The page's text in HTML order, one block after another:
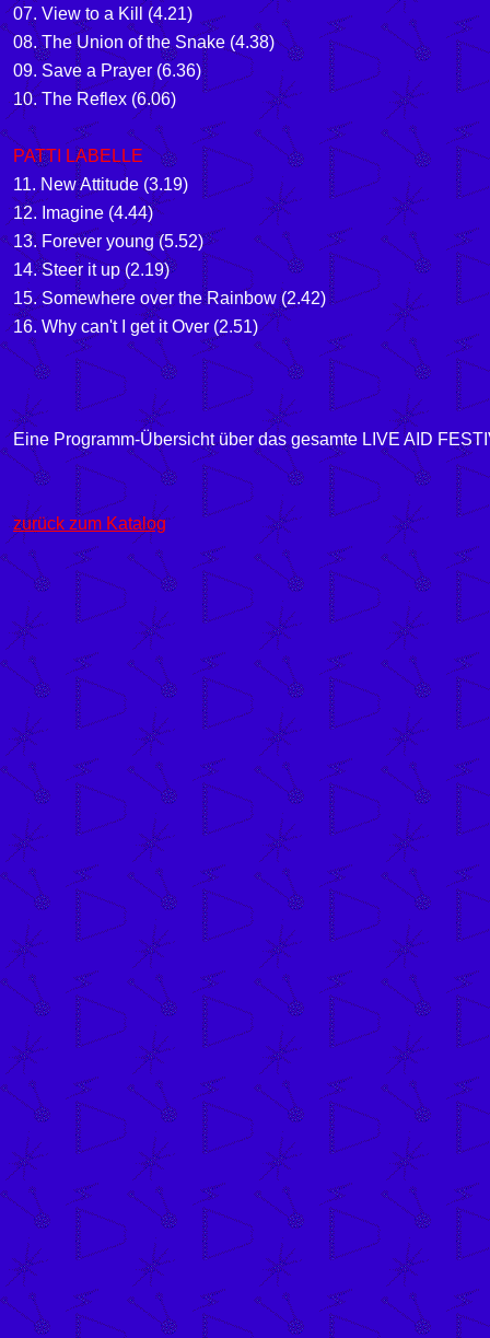
07. View to a Kill (4.21)
08.The Union of the Snake (4.38)
09. Save a Prayer (6.36)
10.The Reflex (6.06)
PATTI LABELLE
11.New Attitude (3.19)
12. Imagine (4.44)
13. Forever young(5.52)
14.Steer it up(2.19)
15.Somewhere over the Rainbow(2.42)
16. Why can't I get it Over (2.51)
Eine Programm-Übersicht über das gesamte LIVE AID
zurück zum Katalog